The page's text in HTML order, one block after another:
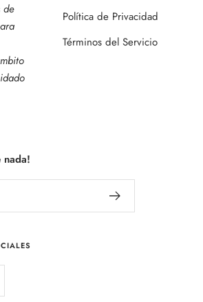
de
Política de Privacidad
Términos del Servicio
nada!